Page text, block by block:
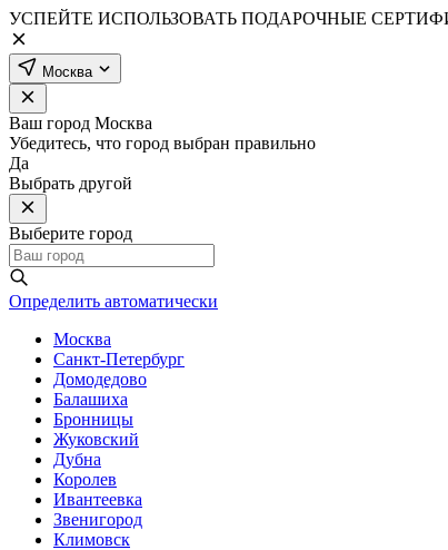
УСПЕЙТЕ ИСПОЛЬЗОВАТЬ ПОДАРОЧНЫЕ
Москва
Ваш город Москва
Убедитесь, что город выбран правильно
Да
Выбрать другой
Выберите город
Определить автоматически
Москва
Санкт-Петербург
Домодедово
Балашиха
Бронницы
Жуковский
Дубна
Королев
Ивантеевка
Звенигород
Климовск